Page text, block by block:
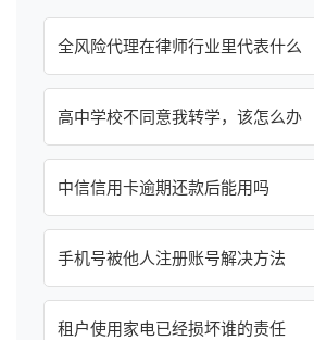
全风险代理在律师行业里代表什么
高中学校不同意我转学，该怎么办
中信信用卡逾期还款后能用吗
手机号被他人注册账号解决方法
租户使用家电已经损坏谁的责任